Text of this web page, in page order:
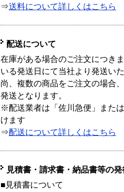
⇒送料について詳しくはこちら
配送について
在庫がある場合のご注文につき
いる発送日にて当社より発送い
尚、複数の商品をご注文の場合
発送となります。
※配送業者は「佐川急便」また
けます
⇒配送について詳しくはこちら
見積書・請求書・納品書等の
■見積書について